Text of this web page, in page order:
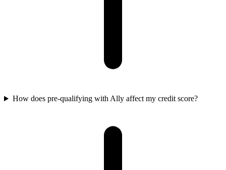
How does pre-qualifying with Ally affect my credit score?